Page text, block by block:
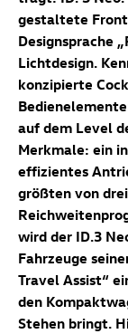
gestaltete
Designsprache
Lichtdesign.
konzipierte
auf dem Level
Merkmale: ein
effizientes
größten von
wird der ID.3
Fahrzeuge
Travel Assist“
den
Stehen bringt.